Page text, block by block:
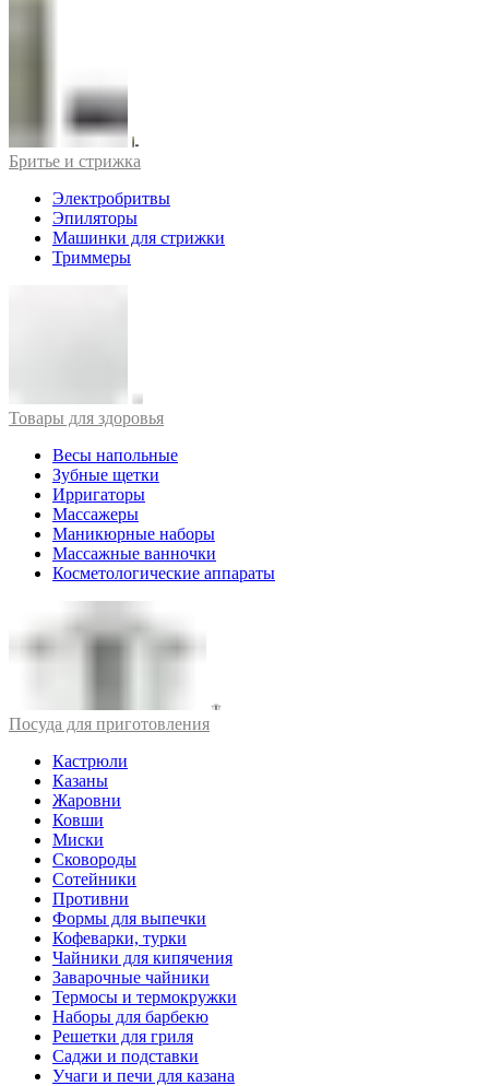
Бритье и стрижка
Электробритвы
Эпиляторы
Машинки для стрижки
Триммеры
Товары для здоровья
Весы напольные
Зубные щетки
Ирригаторы
Массажеры
Маникюрные наборы
Массажные ванночки
Косметологические аппараты
Посуда для приготовления
Кастрюли
Казаны
Жаровни
Ковши
Миски
Сковороды
Сотейники
Противни
Формы для выпечки
Кофеварки, турки
Чайники для кипячения
Заварочные чайники
Термосы и термокружки
Наборы для барбекю
Решетки для гриля
Саджи и подставки
Учаги и печи для казана